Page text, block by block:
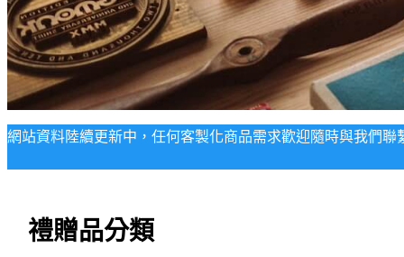
網站資料陸續更新中，任何客製化商品需求歡迎隨時與我們聯
禮贈品分類